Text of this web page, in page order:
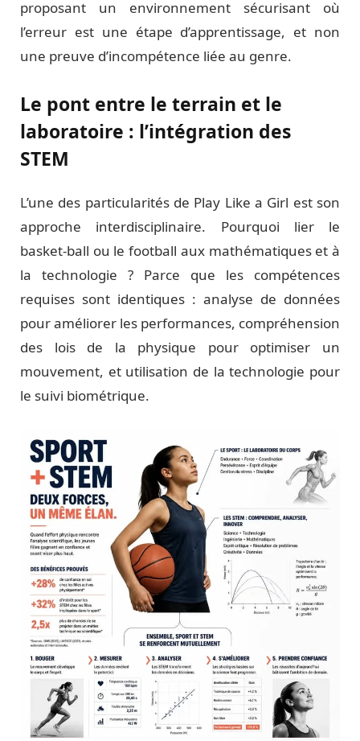
proposant un environnement sécurisant où
l’erreur est une étape d’apprentissage, et non
une preuve d’incompétence liée au genre.
Le pont entre le terrain et le
laboratoire : l’intégration des
STEM
L’une des particularités de Play Like a Girl est son
approche interdisciplinaire. Pourquoi lier le
basket-ball ou le football aux mathématiques et à
la technologie ? Parce que les compétences
requises sont identiques : analyse de données
pour améliorer les performances, compréhension
des lois de la physique pour optimiser un
mouvement, et utilisation de la technologie pour
le suivi biométrique.